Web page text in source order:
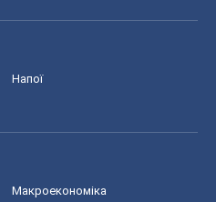
Напої
Макроекономіка